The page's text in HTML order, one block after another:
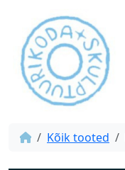
Kõik tooted